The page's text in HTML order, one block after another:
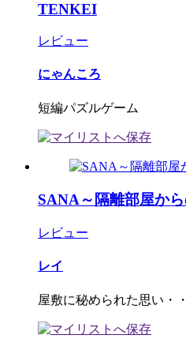
TENKEI
レビュー
にゃんころ
短編パズルゲーム
SANA～隔離部屋か
レビュー
レイ
屋敷に秘められた思い・